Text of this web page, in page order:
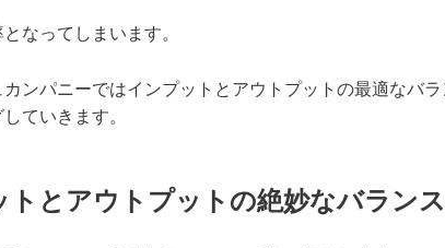
なってしまいます。
ンパニーではインプットとアウトプットの最適なバ
ていきます。
トとアウトプットの絶妙なバラン